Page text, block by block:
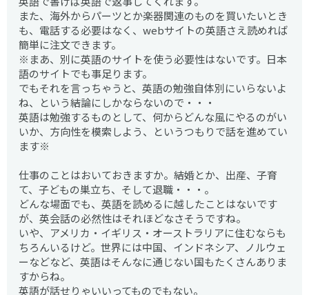
また、海外からパーツとか楽器関連のものを買いたいとき
も、電話する必要はなく、webサイトの英語さえ読めれば
簡単に注文できます。
※まあ、別に英語のサイトを使う必要性はないです。日本
語のサイトでも事足ります。
でもそれを言っちゃうと、英語の勉強自体別にいらないよ
ね、という結論にしかならないので・・・
英語は勉強するものとして、何からどんな風にやるのがい
いか、方向性を模索しよう、というつもりで話を進めてい
ます※
仕事のことはおいておきますか。結婚とか、出産、子育
て、子どもの巣立ち、そして退職・・・。
どんな場面でも、英語を読めるに越したことはないです
が、英会話の必然性はそれほどなさそうですね。
いや、アメリカ・イギリス・オーストラリアに住むならも
ちろんいるけど。世界には中国、インドネシア、ノルウェ
ーなどなど、英語はそんなに通じない国もたくさんありま
すからね。
英語が話せりゃいいってものでもない。